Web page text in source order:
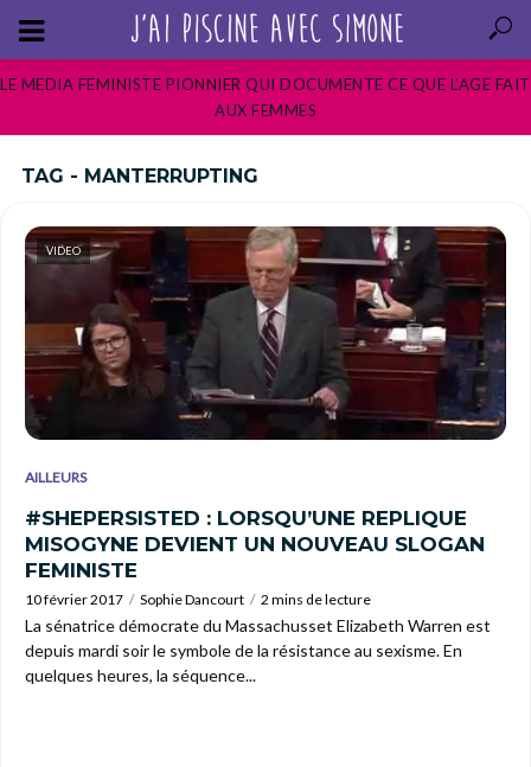
LE MEDIA FEMINISTE PIONNIER QUI DOCUMENTE CE QUE L’AGE FAIT
AUX FEMMES
TAG - MANTERRUPTING
VIDEO
AILLEURS
#SHEPERSISTED : LORSQU’UNE REPLIQUE
MISOGYNE DEVIENT UN NOUVEAU SLOGAN
FEMINISTE
10 février 2017 Sophie Dancourt 2 mins de lecture
La sénatrice démocrate du Massachusset Elizabeth Warren est
depuis mardi soir le symbole de la résistance au sexisme. En
quelques heures, la séquence...